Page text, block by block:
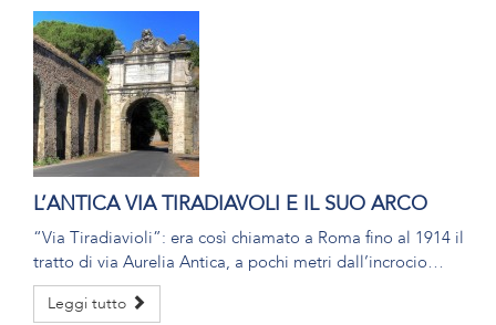
L’ANTICA VIA TIRADIAVOLI E IL SUO ARCO
“Via Tiradiavioli”: era così chiamato a Roma fino al 1914 il
tratto di via Aurelia Antica, a pochi metri dall’incrocio…
Leggi tutto